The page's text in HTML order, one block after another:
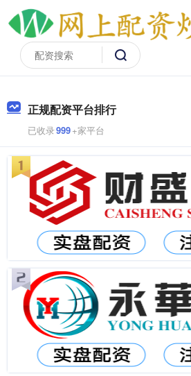
正规配资平台排行
已收录999+家平台